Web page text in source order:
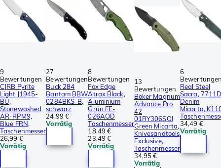
9
Bewertungen
CJRB Pyrite
Light J1945-
BU,
Stonewashed
AR-RPM9,
Blue FRN,
Taschenmesser
26,99 €
Vorrätig
27
Bewertungen
Buck 284
Bantam BBW
0284BKS-B,
schwarz
24,99 €
Vorrätig
8
Bewertungen
Fox Edge
Atrax Black,
Aluminium
Grün FE-
026AOD
Taschenmesser
18,49 €
23,49 €
Vorrätig
13
Bewertungen
Böker Magnum
Advance Pro
42
01RY306SOI
Green Micarta,
Knivesandtools
Exclusive,
Taschenmesser
34,95 €
Vorrätig
6
Real Steel
Sacra,
Denim
Micarta,
34,49 €
Vorrätig